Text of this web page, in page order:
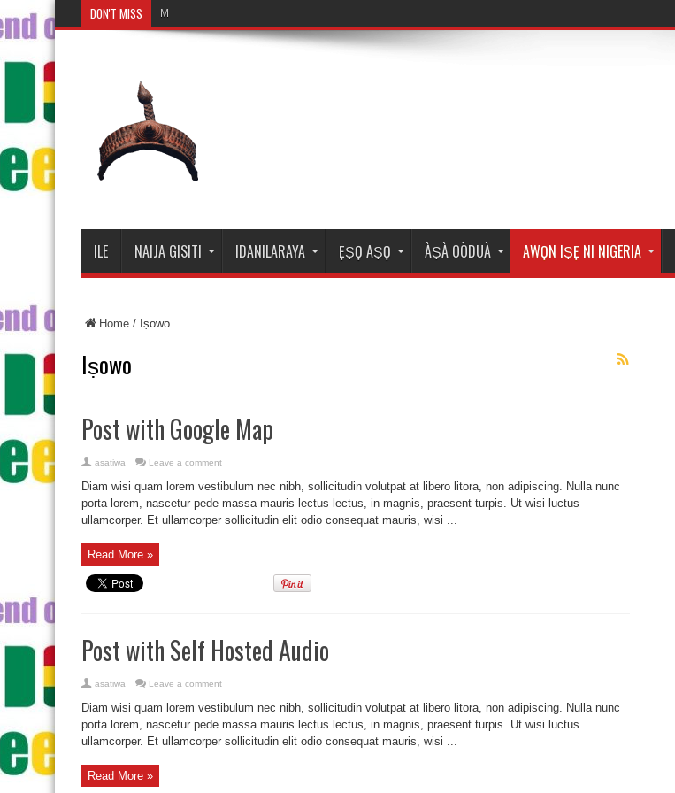
DON'T MISS Mosalasi Fe
ILE NAIJA GISITI IDANILARAYA ẸṢỌ AṢỌ ÀṢÀ OÒDUÀ AWỌN IṢẸ NI NIGERIA
Home / Iṣowo
Iṣowo
Post with Google Map
asatiwa Leave a comment
Diam wisi quam lorem vestibulum nec nibh, sollicitudin volutpat at libero litora, non adipiscing. Nulla nunc
porta lorem, nascetur pede massa mauris lectus lectus, in magnis, praesent turpis. Ut wisi luctus
ullamcorper. Et ullamcorper sollicitudin elit odio consequat mauris, wisi ...
Read More »
Post with Self Hosted Audio
asatiwa Leave a comment
Diam wisi quam lorem vestibulum nec nibh, sollicitudin volutpat at libero litora, non adipiscing. Nulla nunc
porta lorem, nascetur pede massa mauris lectus lectus, in magnis, praesent turpis. Ut wisi luctus
ullamcorper. Et ullamcorper sollicitudin elit odio consequat mauris, wisi ...
Read More »